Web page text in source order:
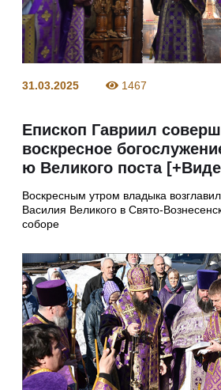
31.03.2025 1467
Епископ Гавриил
воскресное
ю Великого поста
Воскресным утром владыка
Василия Великого в Свято-
соборе